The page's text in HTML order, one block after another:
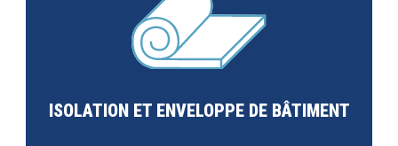
ISOLATION ET ENVELOPPE DE BÂTIMENT